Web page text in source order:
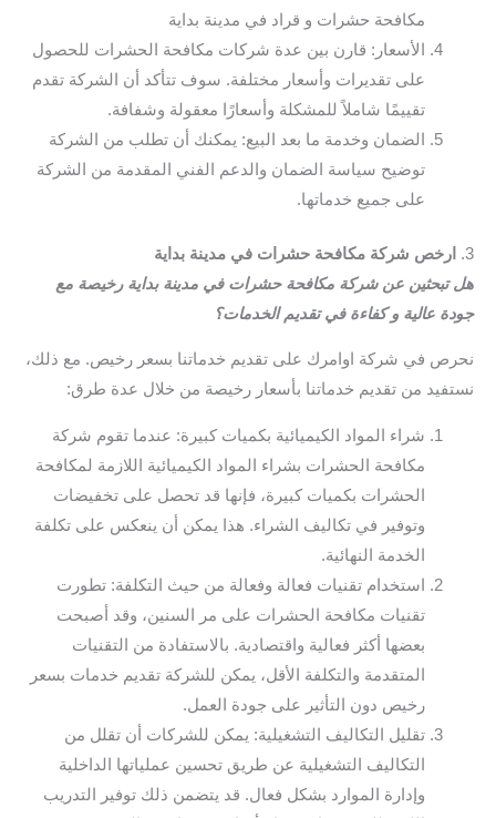
مكافحة حشرات و قراد في مدينة بداية
الأسعار: قارن بين عدة شركات مكافحة الحشرات للحصول
على تقديرات وأسعار مختلفة. سوف تتأكد أن الشركة تقدم
تقييمًا شاملاً للمشكلة وأسعارًا معقولة وشفافة.
الضمان وخدمة ما بعد البيع: يمكنك أن تطلب من الشركة
توضيح سياسة الضمان والدعم الفني المقدمة من الشركة
على جميع خدماتها.
3.
ارخص شركة مكافحة حشرات في مدينة بداية
هل تبحثين عن شركة مكافحة حشرات في مدينة بداية رخيصة مع
جودة عالية و كفاءة في تقديم الخدمات؟
نحرص في شركة اوامرك على تقديم خدماتنا بسعر رخيص. مع ذلك،
نستفيد من تقديم خدماتنا بأسعار رخيصة من خلال عدة طرق:
شراء المواد الكيميائية بكميات كبيرة: عندما تقوم شركة
مكافحة الحشرات بشراء المواد الكيميائية اللازمة لمكافحة
الحشرات بكميات كبيرة، فإنها قد تحصل على تخفيضات
وتوفير في تكاليف الشراء. هذا يمكن أن ينعكس على تكلفة
الخدمة النهائية.
استخدام تقنيات فعالة وفعالة من حيث التكلفة: تطورت
تقنيات مكافحة الحشرات على مر السنين، وقد أصبحت
بعضها أكثر فعالية واقتصادية. بالاستفادة من التقنيات
المتقدمة والتكلفة الأقل، يمكن للشركة تقديم خدمات بسعر
رخيص دون التأثير على جودة العمل.
تقليل التكاليف التشغيلية: يمكن للشركات أن تقلل من
التكاليف التشغيلية عن طريق تحسين عملياتها الداخلية
وإدارة الموارد بشكل فعال. قد يتضمن ذلك توفير التدريب